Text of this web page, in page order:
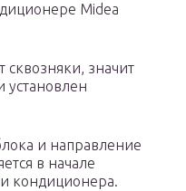
Midea
значит
и направление
в начале
кондиционера.